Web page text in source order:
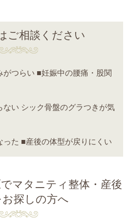
ご相談ください
つらい ■妊娠中の腰痛・股関
ない シック骨盤のグラつきが気
った ■産後の体型が戻りにくい
マタニティ整体・産後
探しの方へ